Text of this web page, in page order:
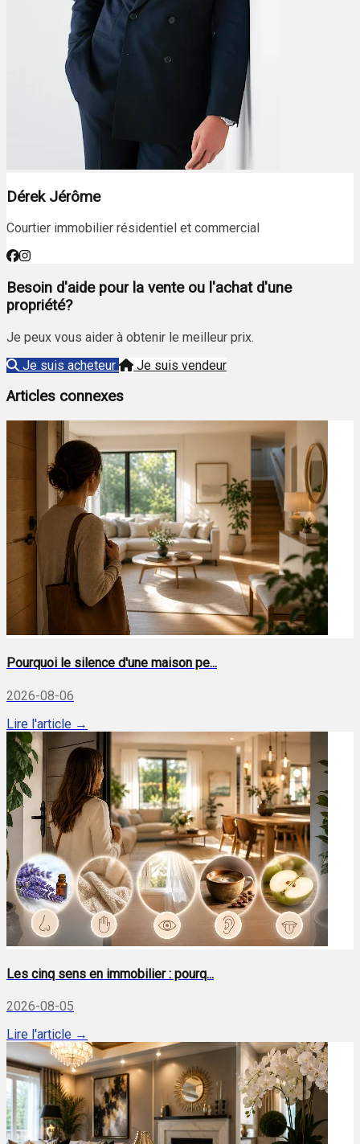
Dérek Jérôme
Courtier immobilier résidentiel et commercial
Besoin d'aide pour la vente ou l'achat d'une
propriété?
Je peux vous aider à obtenir le meilleur prix.
Je suis acheteur
Je suis vendeur
Articles connexes
Pourquoi le silence d'une maison pe...
2026-08-06
Lire l'article →
Les cinq sens en immobilier : pourq...
2026-08-05
Lire l'article →